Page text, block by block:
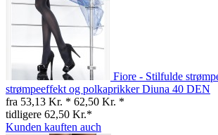
Fiore - Stilfulde
strømpeeffekt og polkaprikker Diuna 40 DEN
fra 53,13 Kr. * 62,50 Kr. *
tidligere 62,50 Kr.*
Kunden kauften auch